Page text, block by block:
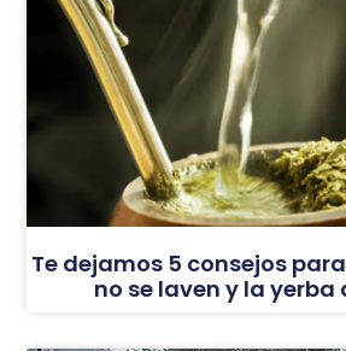
Te dejamos 5 consejos
no se laven y la yerba